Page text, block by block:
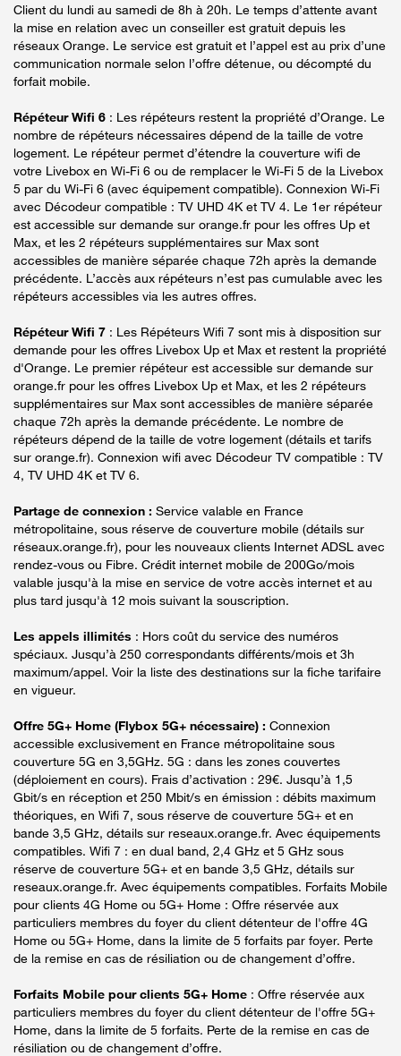
Client du lundi au samedi de 8h à 20h. Le temps d’attente avant
la mise en relation avec un conseiller est gratuit depuis les
réseaux Orange. Le service est gratuit et l’appel est au prix d’une
communication normale selon l’offre détenue, ou décompté du
forfait mobile.
Répéteur Wifi 6 : Les répéteurs restent la propriété d’Orange. Le
nombre de répéteurs nécessaires dépend de la taille de votre
logement. Le répéteur permet d’étendre la couverture wifi de
votre Livebox en Wi-Fi 6 ou de remplacer le Wi-Fi 5 de la Livebox
5 par du Wi-Fi 6 (avec équipement compatible). Connexion Wi-Fi
avec Décodeur compatible : TV UHD 4K et TV 4. Le 1er répéteur
est accessible sur demande sur orange.fr pour les offres Up et
Max, et les 2 répéteurs supplémentaires sur Max sont
accessibles de manière séparée chaque 72h après la demande
précédente. L’accès aux répéteurs n’est pas cumulable avec les
répéteurs accessibles via les autres offres.
Répéteur Wifi 7 : Les Répéteurs Wifi 7 sont mis à disposition sur
demande pour les offres Livebox Up et Max et restent la propriété
d'Orange. Le premier répéteur est accessible sur demande sur
orange.fr pour les offres Livebox Up et Max, et les 2 répéteurs
supplémentaires sur Max sont accessibles de manière séparée
chaque 72h après la demande précédente. Le nombre de
répéteurs dépend de la taille de votre logement (détails et tarifs
sur orange.fr). Connexion wifi avec Décodeur TV compatible : TV
4, TV UHD 4K et TV 6.
Partage de connexion : Service valable en France
métropolitaine, sous réserve de couverture mobile (détails sur
réseaux.orange.fr), pour les nouveaux clients Internet ADSL avec
rendez-vous ou Fibre. Crédit internet mobile de 200Go/mois
valable jusqu'à la mise en service de votre accès internet et au
plus tard jusqu'à 12 mois suivant la souscription.
Les appels illimités : Hors coût du service des numéros
spéciaux. Jusqu’à 250 correspondants différents/mois et 3h
maximum/appel. Voir la liste des destinations sur la fiche tarifaire
en vigueur.
Offre 5G+ Home (Flybox 5G+ nécessaire) : Connexion
accessible exclusivement en France métropolitaine sous
couverture 5G en 3,5GHz. 5G : dans les zones couvertes
(déploiement en cours). Frais d’activation : 29€. Jusqu’à 1,5
Gbit/s en réception et 250 Mbit/s en émission : débits maximum
théoriques, en Wifi 7, sous réserve de couverture 5G+ et en
bande 3,5 GHz, détails sur reseaux.orange.fr. Avec équipements
compatibles. Wifi 7 : en dual band, 2,4 GHz et 5 GHz sous
réserve de couverture 5G+ et en bande 3,5 GHz, détails sur
reseaux.orange.fr. Avec équipements compatibles. Forfaits Mobile
pour clients 4G Home ou 5G+ Home : Offre réservée aux
particuliers membres du foyer du client détenteur de l'offre 4G
Home ou 5G+ Home, dans la limite de 5 forfaits par foyer. Perte
de la remise en cas de résiliation ou de changement d’offre.
Forfaits Mobile pour clients 5G+ Home : Offre réservée aux
particuliers membres du foyer du client détenteur de l'offre 5G+
Home, dans la limite de 5 forfaits. Perte de la remise en cas de
résiliation ou de changement d’offre.